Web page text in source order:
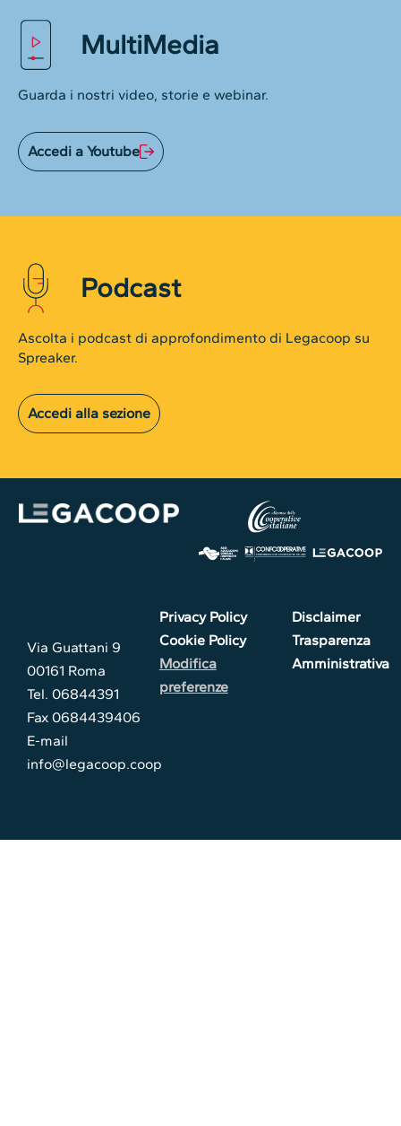
MultiMedia
Guarda i nostri video, storie e webinar.
Accedi a Youtube
Podcast
Ascolta i podcast di approfondimento di Legacoop su
Spreaker.
Accedi alla sezione
Via Guattani 9
00161 Roma
Tel. 06844391
Fax 0684439406
E-mail
info@legacoop.coop
Privacy Policy
Cookie Policy
Modifica
preferenze
Disclaimer
Trasparenza
Amministrativa